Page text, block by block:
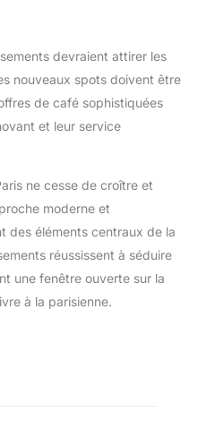
devraient attirer les
nouveaux spots doivent être
de café sophistiquées
et leur service
ne cesse de croître et
moderne et
des éléments centraux de la
réussissent à séduire
une fenêtre ouverte sur la
à la parisienne.